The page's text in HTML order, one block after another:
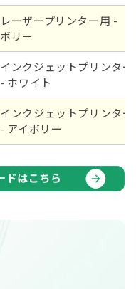
レーザープリンター用 -
ボリー
インクジェットプリンタ
- ホワイト
インクジェットプリンタ
- アイボリー